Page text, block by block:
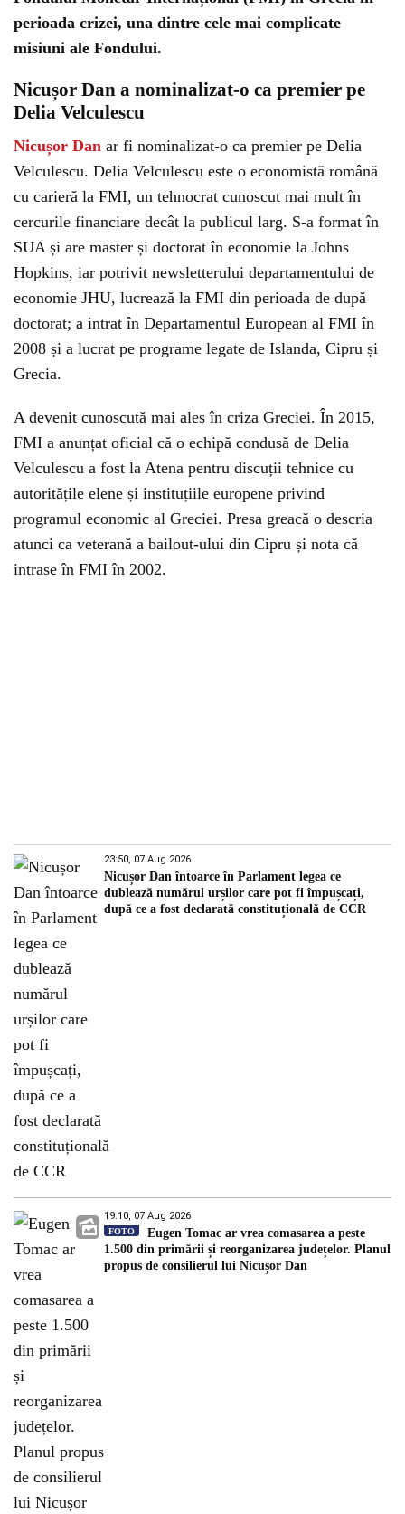
perioada crizei, una dintre cele mai complicate
misiuni ale Fondului.
Nicușor Dan a nominalizat-o ca premier pe
Delia Velculescu
Nicușor Dan ar fi nominalizat-o ca premier pe Delia
Velculescu. Delia Velculescu este o economistă română
cu carieră la FMI, un tehnocrat cunoscut mai mult în
cercurile financiare decât la publicul larg. S-a format în
SUA și are master și doctorat în economie la Johns
Hopkins, iar potrivit newsletterului departamentului de
economie JHU, lucrează la FMI din perioada de după
doctorat; a intrat în Departamentul European al FMI în
2008 și a lucrat pe programe legate de Islanda, Cipru și
Grecia.
A devenit cunoscută mai ales în criza Greciei. În 2015,
FMI a anunțat oficial că o echipă condusă de Delia
Velculescu a fost la Atena pentru discuții tehnice cu
autoritățile elene și instituțiile europene privind
programul economic al Greciei. Presa greacă o descria
atunci ca veterană a bailout-ului din Cipru și nota că
intrase în FMI în 2002.
23:50, 07 Aug 2026
Nicușor Dan întoarce în Parlament legea ce
dublează numărul urșilor care pot fi împușcați,
după ce a fost declarată constituțională de CCR
19:10, 07 Aug 2026
FOTO
Eugen Tomac ar vrea comasarea a peste
1.500 din primării și reorganizarea județelor. Planul
propus de consilierul lui Nicușor Dan